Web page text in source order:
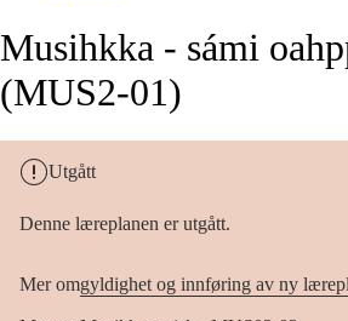
Musihkka - sámi
(MUS2-01)
Utgått
Denne læreplanen er utgått.
Mer omgyldighet og innføring av ny